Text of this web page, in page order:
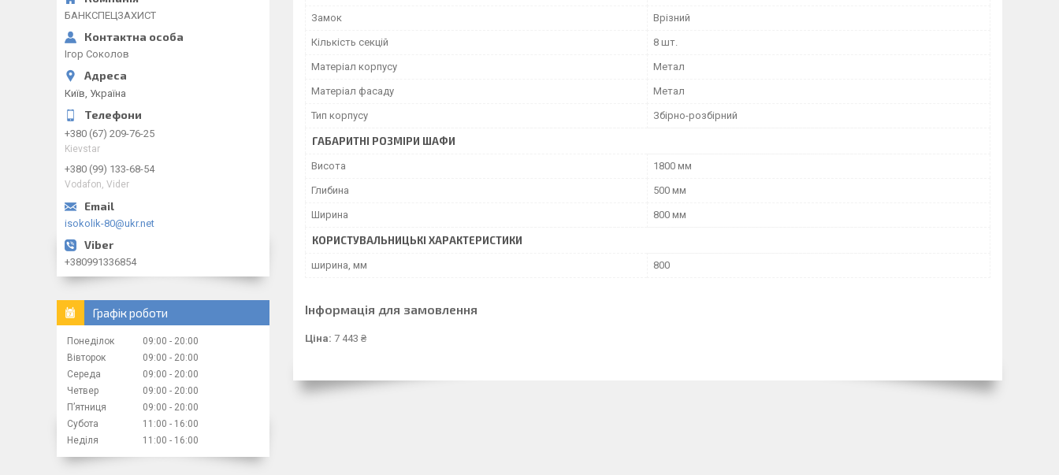
Замок Врізний
Кількість секцій 8 шт.
Матеріал корпусу Метал
Матеріал фасаду Метал
Тип корпусу Збірно-розбірний
ГАБАРИТНІ РОЗМІРИ ШАФИ
Висота 1800 мм
Глибина 500 мм
Ширина 800 мм
КОРИСТУВАЛЬНИЦЬКІ ХАРАКТЕРИСТИКИ
ширина, мм 800
Інформація для замовлення
Ціна: 7 443 ₴
БАНКСПЕЦЗАХИСТ
Ігор Соколов
Київ, Україна
+380 (67) 209-76-25
Kievstar
+380 (99) 133-68-54
Vodafon, Vider
isokolik-80@ukr.net
+380991336854
Графік роботи
Понеділок 09:00
20:00
Вівторок
09:00
20:00
Середа
09:00
20:00
Четвер
09:00
20:00
Пʼятниця
09:00
20:00
Субота
11:00
16:00
Неділя
11:00 16:00